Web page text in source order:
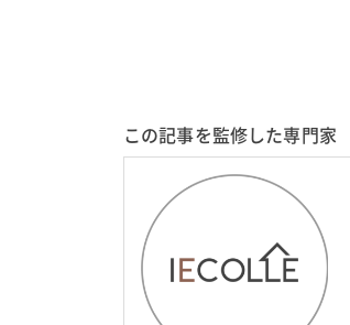
この記事を監修した専門家